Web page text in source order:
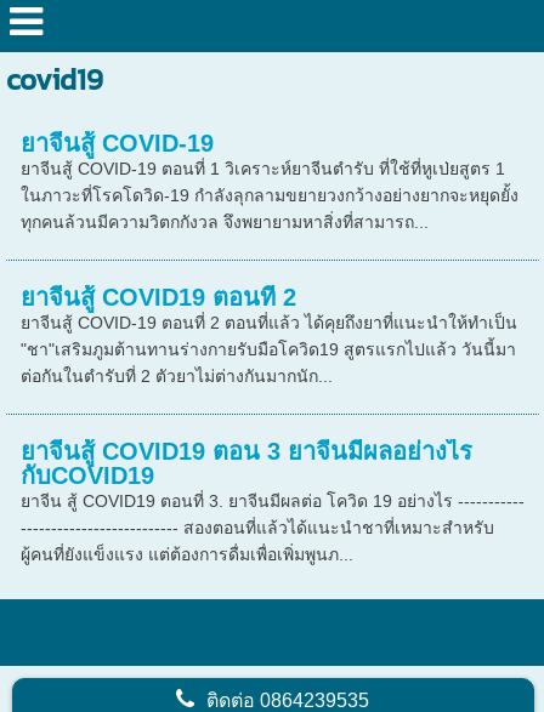
covid19
ยาจีนสู้ COVID-19
ยาจีนสู้ COVID-19 ตอนที่ 1 วิเคราะห์ยาจีนตำรับ ที่ใช้ที่หูเป่ยสูตร 1
ในภาวะที่โรคโดวิด-19 กำลังลุกลามขยายวงกว้างอย่างยากจะหยุดยั้ง
ทุกคนล้วนมีความวิตกกังวล จึงพยายามหาสิ่งที่สามารถ...
ยาจีนสู้ COVID19 ตอนที่ 2
ยาจีนสู้ COVID-19 ตอนที่ 2 ตอนที่แล้ว ได้คุยถึงยาที่แนะนำให้ทำเป็น
"ชา"เสริมภูมต้านทานร่างกายรับมือโควิด19 สูตรแรกไปแล้ว วันนี้มา
ต่อกันในตำรับที่ 2 ตัวยาไม่ต่างกันมากนัก...
ยาจีนสู้ COVID19 ตอน 3 ยาจีนมีผลอย่างไร
กับCOVID19
ยาจีน สู้ COVID19 ตอนที่ 3. ยาจีนมีผลต่อ โควิด 19 อย่างไร -----------
-------------------------- สองตอนที่แล้วได้แนะนำชาที่เหมาะสำหรับ
ผู้คนที่ยังแข็งแรง แต่ต้องการดื่มเพื่อเพิ่มพูนภ...
ติดต่อ0864239535